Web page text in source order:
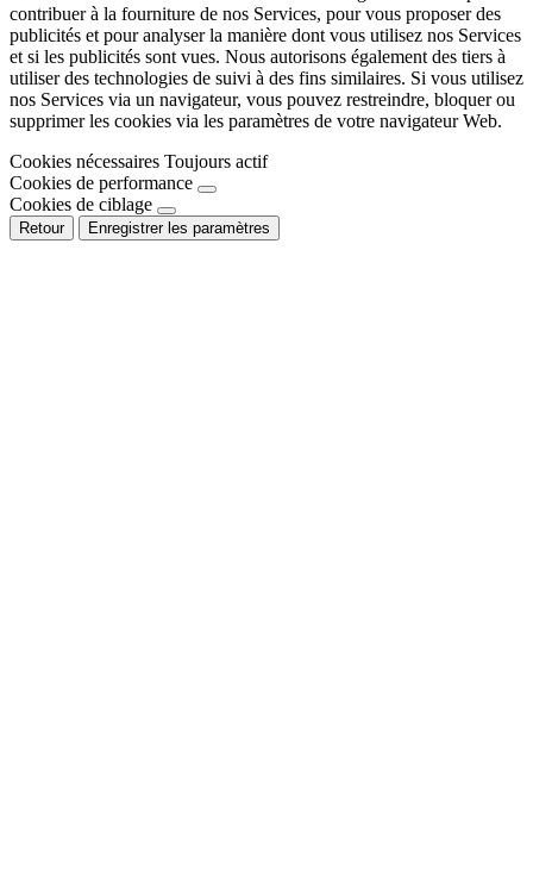
contribuer à la fourniture de nos Services, pour vous proposer des
publicités et pour analyser la manière dont vous utilisez nos Services
et si les publicités sont vues. Nous autorisons également des tiers à
utiliser des technologies de suivi à des fins similaires. Si vous utilisez
nos Services via un navigateur, vous pouvez restreindre, bloquer ou
supprimer les cookies via les paramètres de votre navigateur Web.
Cookies nécessaires Toujours actif
Cookies de performance
Cookies de ciblage
Retour Enregistrer les paramètres